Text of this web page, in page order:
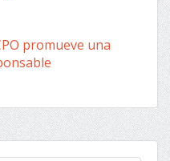
promueve una